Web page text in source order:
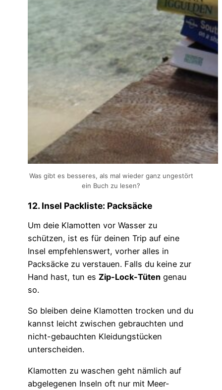
Was gibt es besseres, als mal wieder ganz ungestört
ein Buch zu lesen?
12. Insel Packliste: Packsäcke
Um deie Klamotten vor Wasser zu
schützen, ist es für deinen Trip auf eine
Insel empfehlenswert, vorher alles in
Packsäcke zu verstauen. Falls du keine zur
Hand hast, tun es Zip-Lock-Tüten genau
so.
So bleiben deine Klamotten trocken und du
kannst leicht zwischen gebrauchten und
nicht-gebauchten Kleidungstücken
unterscheiden.
Klamotten zu waschen geht nämlich auf
abgelegenen Inseln oft nur mit Meer-